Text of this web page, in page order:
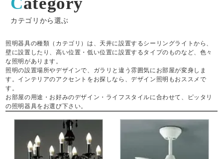
カテゴリから選ぶ
照明器具の種類（カテゴリ）は、天井に設置するシーリングライトから、
壁に設置したり、高い位置・低い位置に設置するタイプのものなど、色々
な照明があります。
照明の設置場所やデザインで、ガラリと違う雰囲気にお部屋が変身しま
す。インテリアのアクセントをお探しなら、デザイン照明もおススメで
す。
お部屋の用途・お好みのデザイン・ライフスタイルに合わせて、ピッタリ
の照明器具をお選び下さい。